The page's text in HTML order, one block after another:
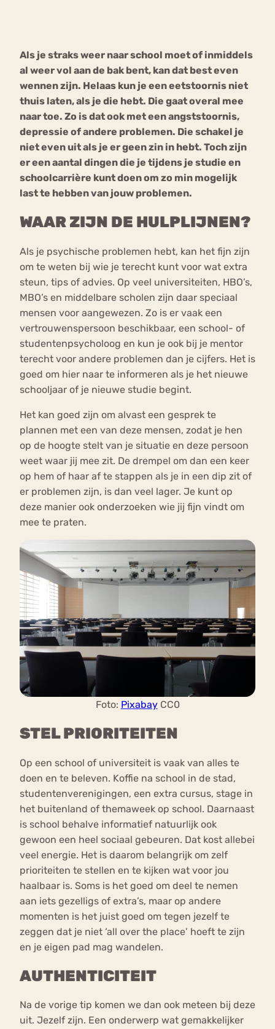
Als je straks weer naar school moet of inmiddels
al weer vol aan de bak bent, kan dat best even
wennen zijn. Helaas kun je een eetstoornis niet
thuis laten, als je die hebt. Die gaat overal mee
naar toe. Zo is dat ook met een angststoornis,
depressie of andere problemen. Die schakel je
niet even uit als je er geen zin in hebt. Toch zijn
er een aantal dingen die je tijdens je studie en
schoolcarrière kunt doen om zo min mogelijk
last te hebben van jouw problemen.
WAAR ZIJN DE HULPLIJNEN?
Als je psychische problemen hebt, kan het fijn zijn
om te weten bij wie je terecht kunt voor wat extra
steun, tips of advies. Op veel universiteiten, HBO’s,
MBO’s en middelbare scholen zijn daar speciaal
mensen voor aangewezen. Zo is er vaak een
vertrouwenspersoon beschikbaar, een school- of
studentenpsycholoog en kun je ook bij je mentor
terecht voor andere problemen dan je cijfers. Het is
goed om hier naar te informeren als je het nieuwe
schooljaar of je nieuwe studie begint.
Het kan goed zijn om alvast een gesprek te
plannen met een van deze mensen, zodat je hen
op de hoogte stelt van je situatie en deze persoon
weet waar jij mee zit. De drempel om dan een keer
op hem of haar af te stappen als je in een dip zit of
er problemen zijn, is dan veel lager. Je kunt op
deze manier ook onderzoeken wie jij fijn vindt om
mee te praten.
Foto: PixabayCC0
STEL PRIORITEITEN
Op een school of universiteit is vaak van alles te
doen en te beleven. Koffie na school in de stad,
studentenverenigingen, een extra cursus, stage in
het buitenland of themaweek op school. Daarnaast
is school behalve informatief natuurlijk ook
gewoon een heel sociaal gebeuren. Dat kost allebei
veel energie. Het is daarom belangrijk om zelf
prioriteiten te stellen en te kijken wat voor jou
haalbaar is. Soms is het goed om deel te nemen
aan iets gezelligs of extra’s, maar op andere
momenten is het juist goed om tegen jezelf te
zeggen dat je niet ‘all over the place’ hoeft te zijn
en je eigen pad mag wandelen.
AUTHENTICITEIT
Na de vorige tip komen we dan ook meteen bij deze
uit. Jezelf zijn. Een onderwerp wat gemakkelijker
Forum
mia
Nerv
osa
Eetstoornis Anorexia Nervosa
Eetbuien Piekeren Sport
Trauma
Orthorexia
Afvallen Angst